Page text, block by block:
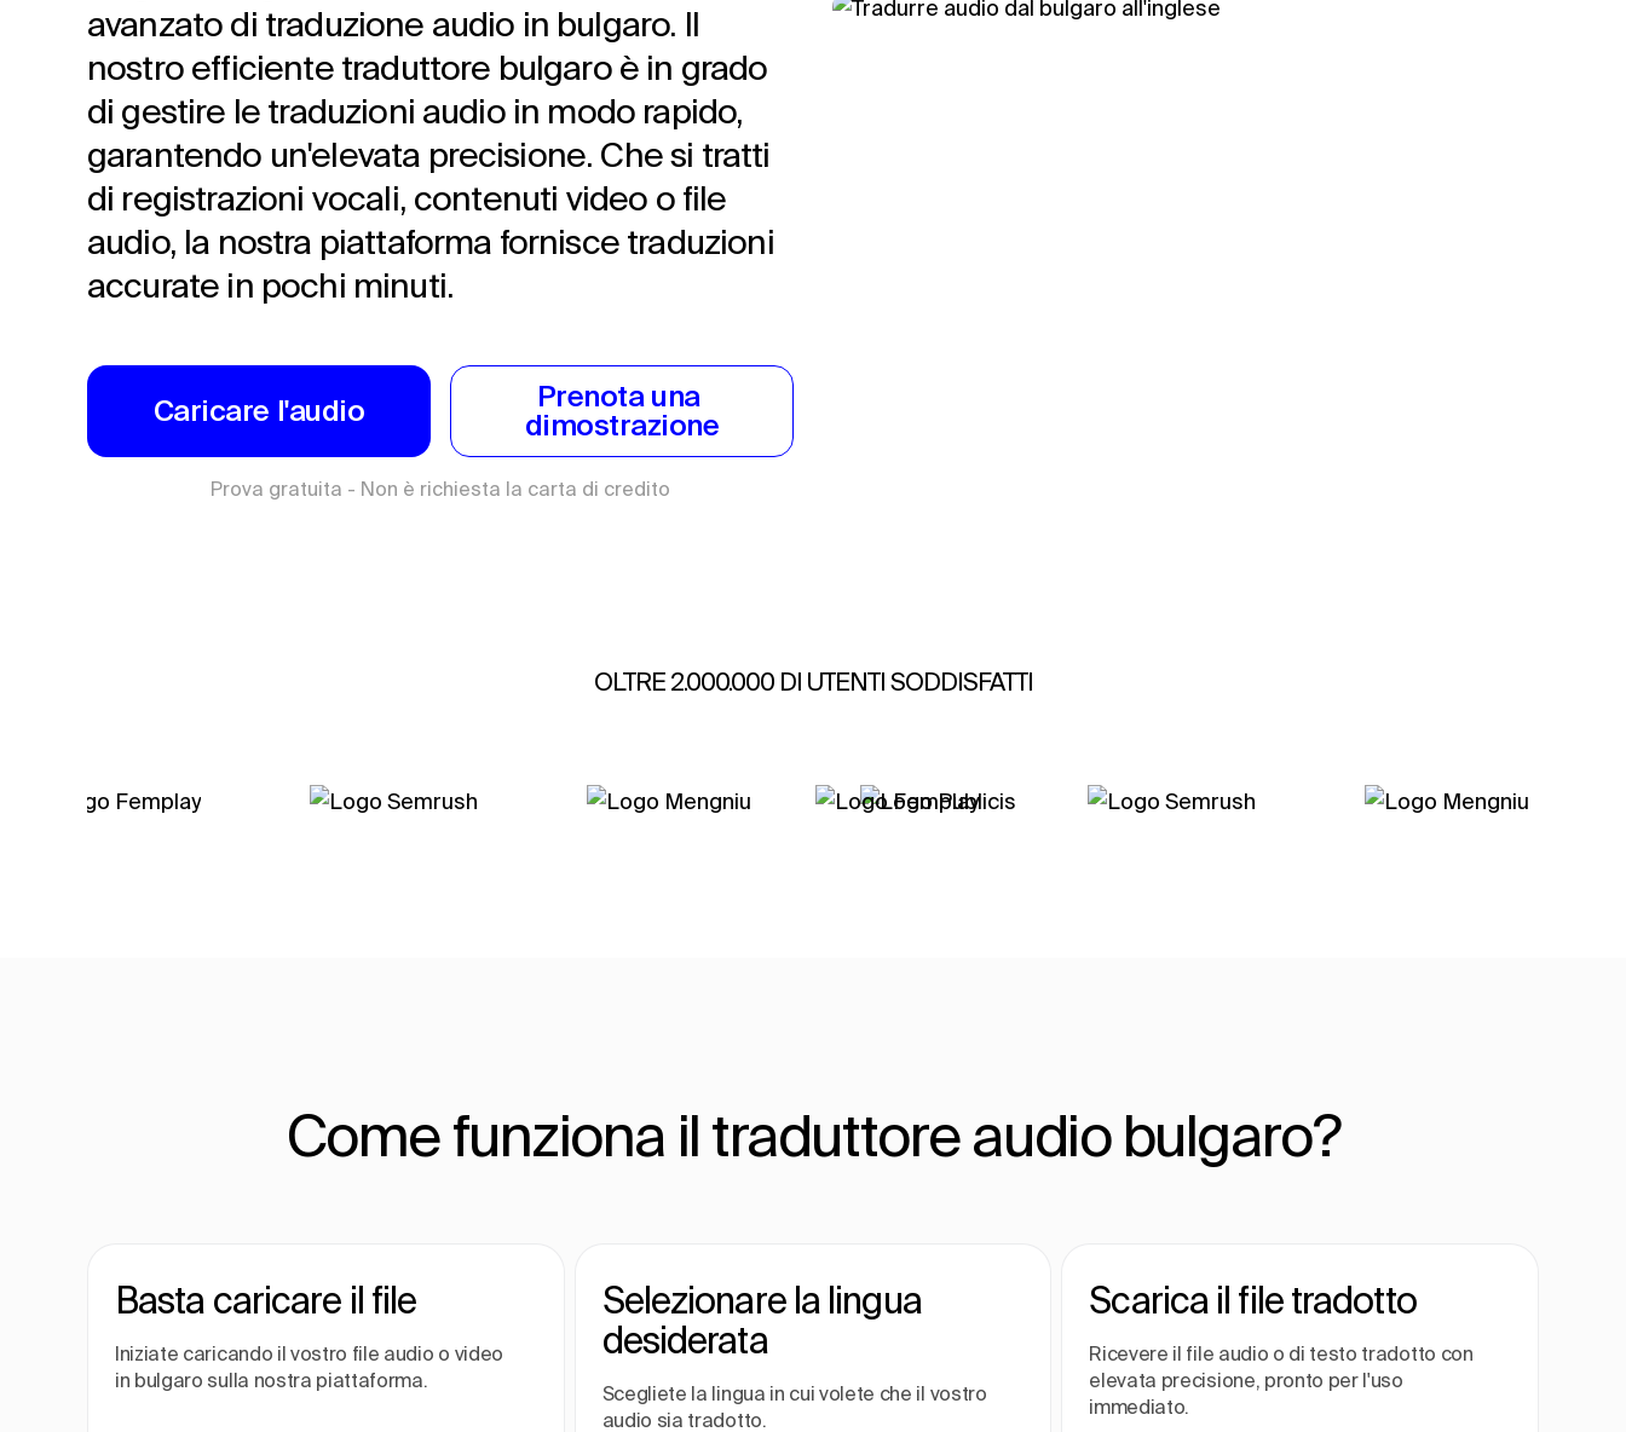
avanzato di traduzione audio in bulgaro. Il
nostro efficiente traduttore bulgaro è in grado
di gestire le traduzioni audio in modo rapido,
garantendo un'elevata precisione. Che si tratti
di registrazioni vocali, contenuti video o file
audio, la nostra piattaforma fornisce traduzioni
accurate in pochi minuti.
Caricare l'audio
Prenota una
dimostrazione
Prova gratuita - Non è richiesta la carta di credito
OLTRE 2.000.000 DI UTENTI SODDISFATTI
Come funziona il traduttore audio bulgaro?
Basta caricare il file
Iniziate caricando il vostro file audio o video
in bulgaro sulla nostra piattaforma.
Selezionare la lingua
desiderata
Scegliete la lingua in cui volete che il vostro
audio sia tradotto.
Scarica il file tradotto
Ricevere il file audio o di testo tradotto con
elevata precisione, pronto per l'uso
immediato.